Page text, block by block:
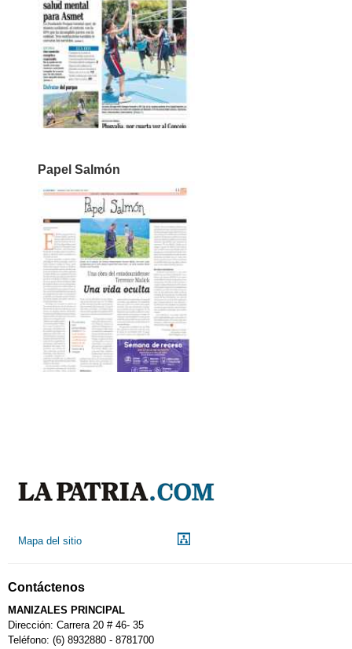
Papel Salmón
Mapa del sitio
Contáctenos
MANIZALES PRINCIPAL
Dirección: Carrera 20 # 46- 35
Teléfono: (6) 8932880 - 8781700